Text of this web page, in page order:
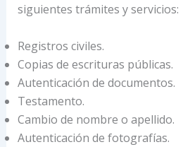
siguientes trámites y servicios:
Registros civiles.
Copias de escrituras públicas.
Autenticación de documentos.
Testamento.
Cambio de nombre o apellido.
Autenticación de fotografías.